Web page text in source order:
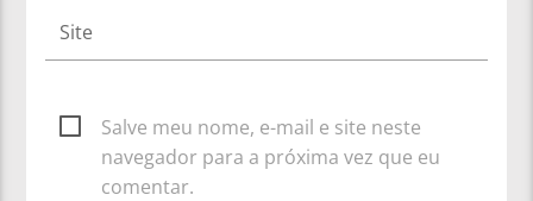
Salve meu nome, e-mail e site neste
navegador para a próxima vez que eu
comentar.